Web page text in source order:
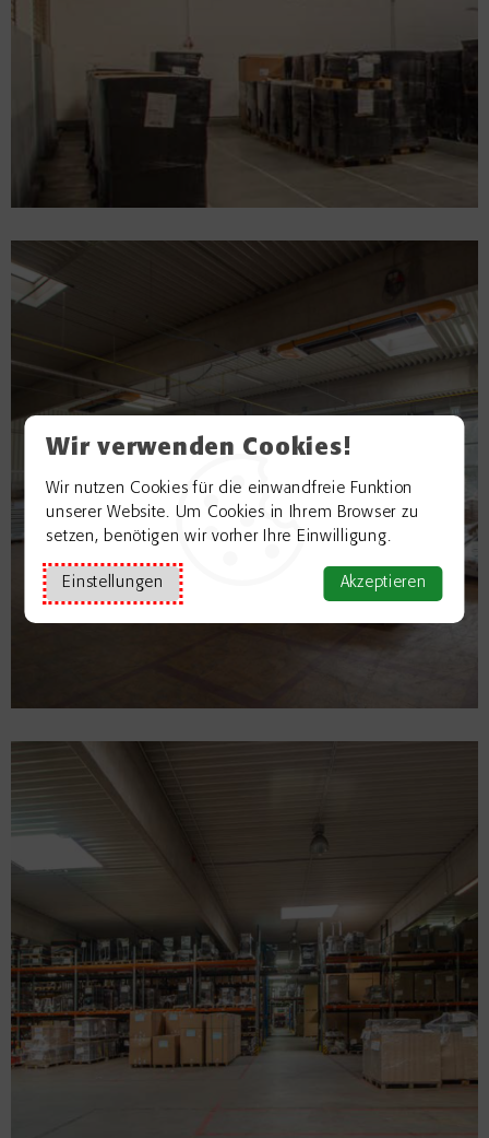
Wir verwenden Cookies!
Wir nutzen Cookies für die einwandfreie Funktion
unserer Website. Um Cookies in Ihrem Browser zu
setzen, benötigen wir vorher Ihre Einwilligung.
Einstellungen Akzeptieren